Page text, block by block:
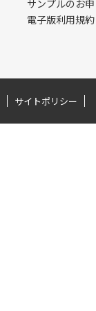
サンプルのお
電子版利用規約
サイトポリシー